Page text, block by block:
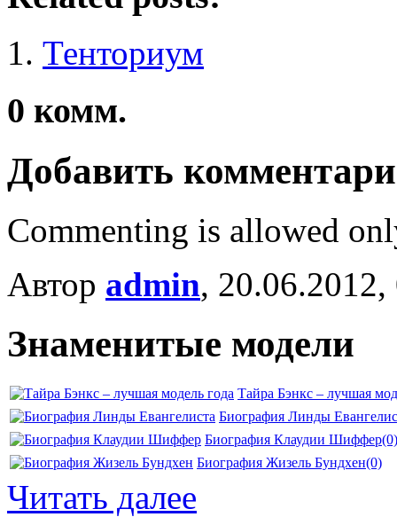
Тенториум
0 комм.
Добавить
Commenting is allowed
Автор admin,
Знаменитые модели
Тайра Бэнкс – лучшая
Биография Линды
Биография Клаудии Шиффер(0)
Биография Жизель Бундхен(0)
Читать далее